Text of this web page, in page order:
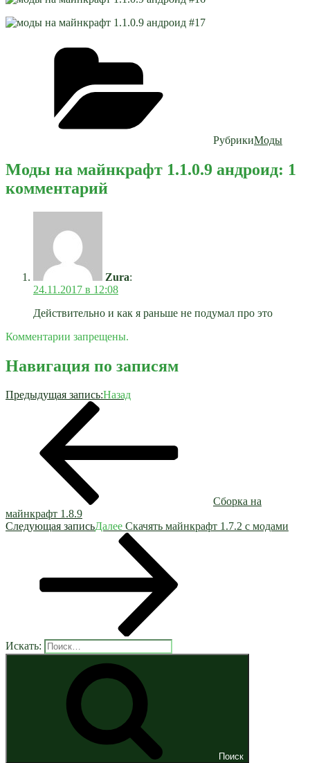
РубрикиМоды
Моды на майнкрафт 1.1.0.9 андроид: 1
комментарий
Zura:
24.11.2017 в 12:08
Действительно и как я раньше не подумал про это
Комментарии запрещены.
Навигация по записям
Предыдущая запись:Назад
Сборка на
майнкрафт 1.8.9
Следующая записьДалее Скачять майнкрафт 1.7.2 с модами
Искать:
Поиск